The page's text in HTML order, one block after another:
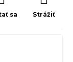
sa Strážiť